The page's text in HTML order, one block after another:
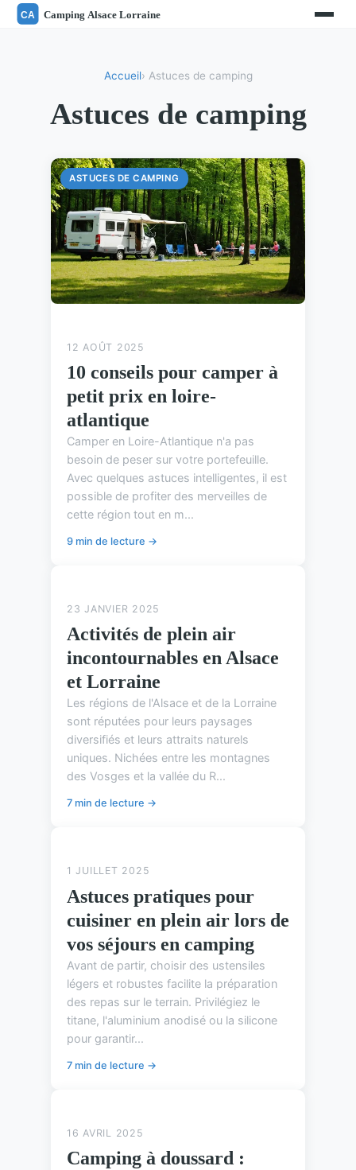
Accueil› Astuces de camping
Astuces de camping
ASTUCES DE CAMPING
12 AOÛT 2025
10 conseils pour camper à
petit prix en loire-
atlantique
Camper en Loire-Atlantique n'a pas
besoin de peser sur votre portefeuille.
Avec quelques astuces intelligentes, il est
possible de profiter des merveilles de
cette région tout en m...
9 min de lecture →
23 JANVIER 2025
Activités de plein air
incontournables en Alsace
et Lorraine
Les régions de l'Alsace et de la Lorraine
sont réputées pour leurs paysages
diversifiés et leurs attraits naturels
uniques. Nichées entre les montagnes
des Vosges et la vallée du R...
7 min de lecture →
1 JUILLET 2025
Astuces pratiques pour
cuisiner en plein air lors de
vos séjours en camping
Avant de partir, choisir des ustensiles
légers et robustes facilite la préparation
des repas sur le terrain. Privilégiez le
titane, l'aluminium anodisé ou la silicone
pour garantir...
7 min de lecture →
16 AVRIL 2025
Camping à doussard :